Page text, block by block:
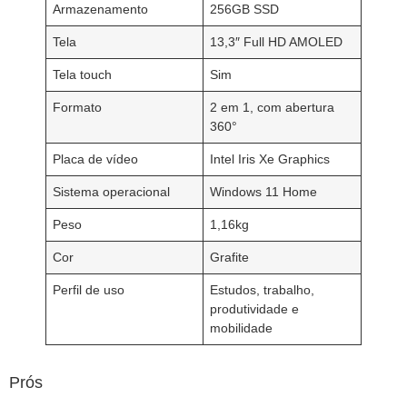
Armazenamento 256GB SSD
Tela 13,3″ Full HD AMOLED
Tela touch Sim
Formato
2 em 1, com abertura
360°
Placa de vídeo Intel Iris Xe Graphics
Sistema operacional Windows 11 Home
Peso 1,16kg
Cor Grafite
Perfil de uso
Estudos, trabalho,
produtividade e
mobilidade
Prós